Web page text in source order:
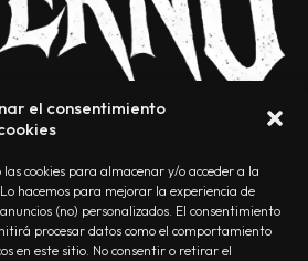
el consentimiento
cookies para almacenar y/o acceder a la
hacemos para mejorar la experiencia de
(no) personalizados. El consentimiento
procesar datos como el comportamiento
en este sitio. No consentir o retirar el
EDITORIAL POLÍTICA DE PRIVACIDAD